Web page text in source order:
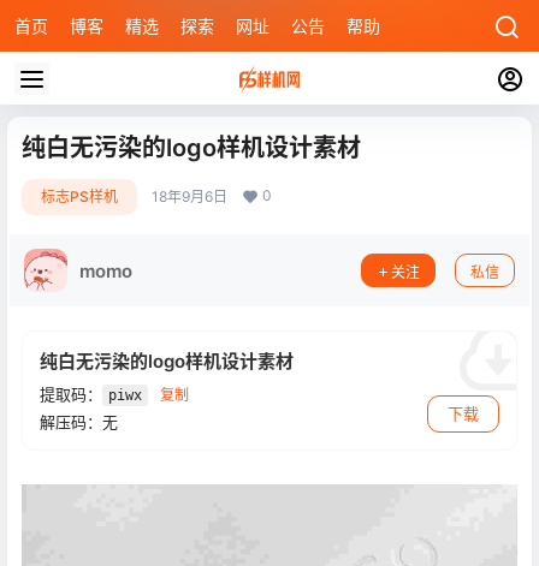
首页 博客 精选 探索 网址 公告 帮助
纯白无污染的logo样机设计素材
标志PS样机 18年9月6日 0
momo 关注 私信
纯白无污染的logo样机设计素材
提取码： piwx 复制
解压码：无 下载